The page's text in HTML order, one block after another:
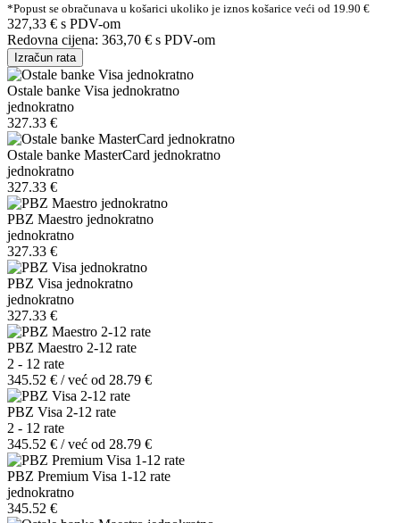
*Popust se obračunava u košarici ukoliko je iznos košarice veći od 19.90 €
327,33 € s PDV-om
Redovna cijena: 363,70 € s PDV-om
Izračun rata
Ostale banke Visa jednokratno
jednokratno
327.33 €
Ostale banke MasterCard jednokratno
jednokratno
327.33 €
PBZ Maestro jednokratno
jednokratno
327.33 €
PBZ Visa jednokratno
jednokratno
327.33 €
PBZ Maestro 2-12 rate
2 - 12 rate
345.52 € / već od 28.79 €
PBZ Visa 2-12 rate
2 - 12 rate
345.52 € / već od 28.79 €
PBZ Premium Visa 1-12 rate
jednokratno
345.52 €